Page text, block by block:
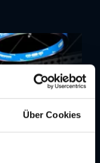
Über Cookies